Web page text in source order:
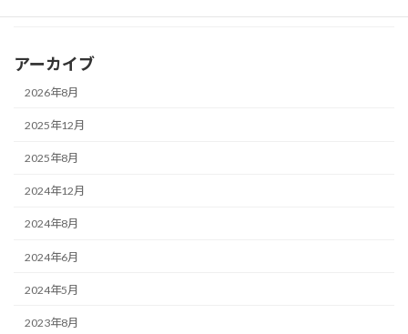
アーカイブ
2026年8月
2025年12月
2025年8月
2024年12月
2024年8月
2024年6月
2024年5月
2023年8月